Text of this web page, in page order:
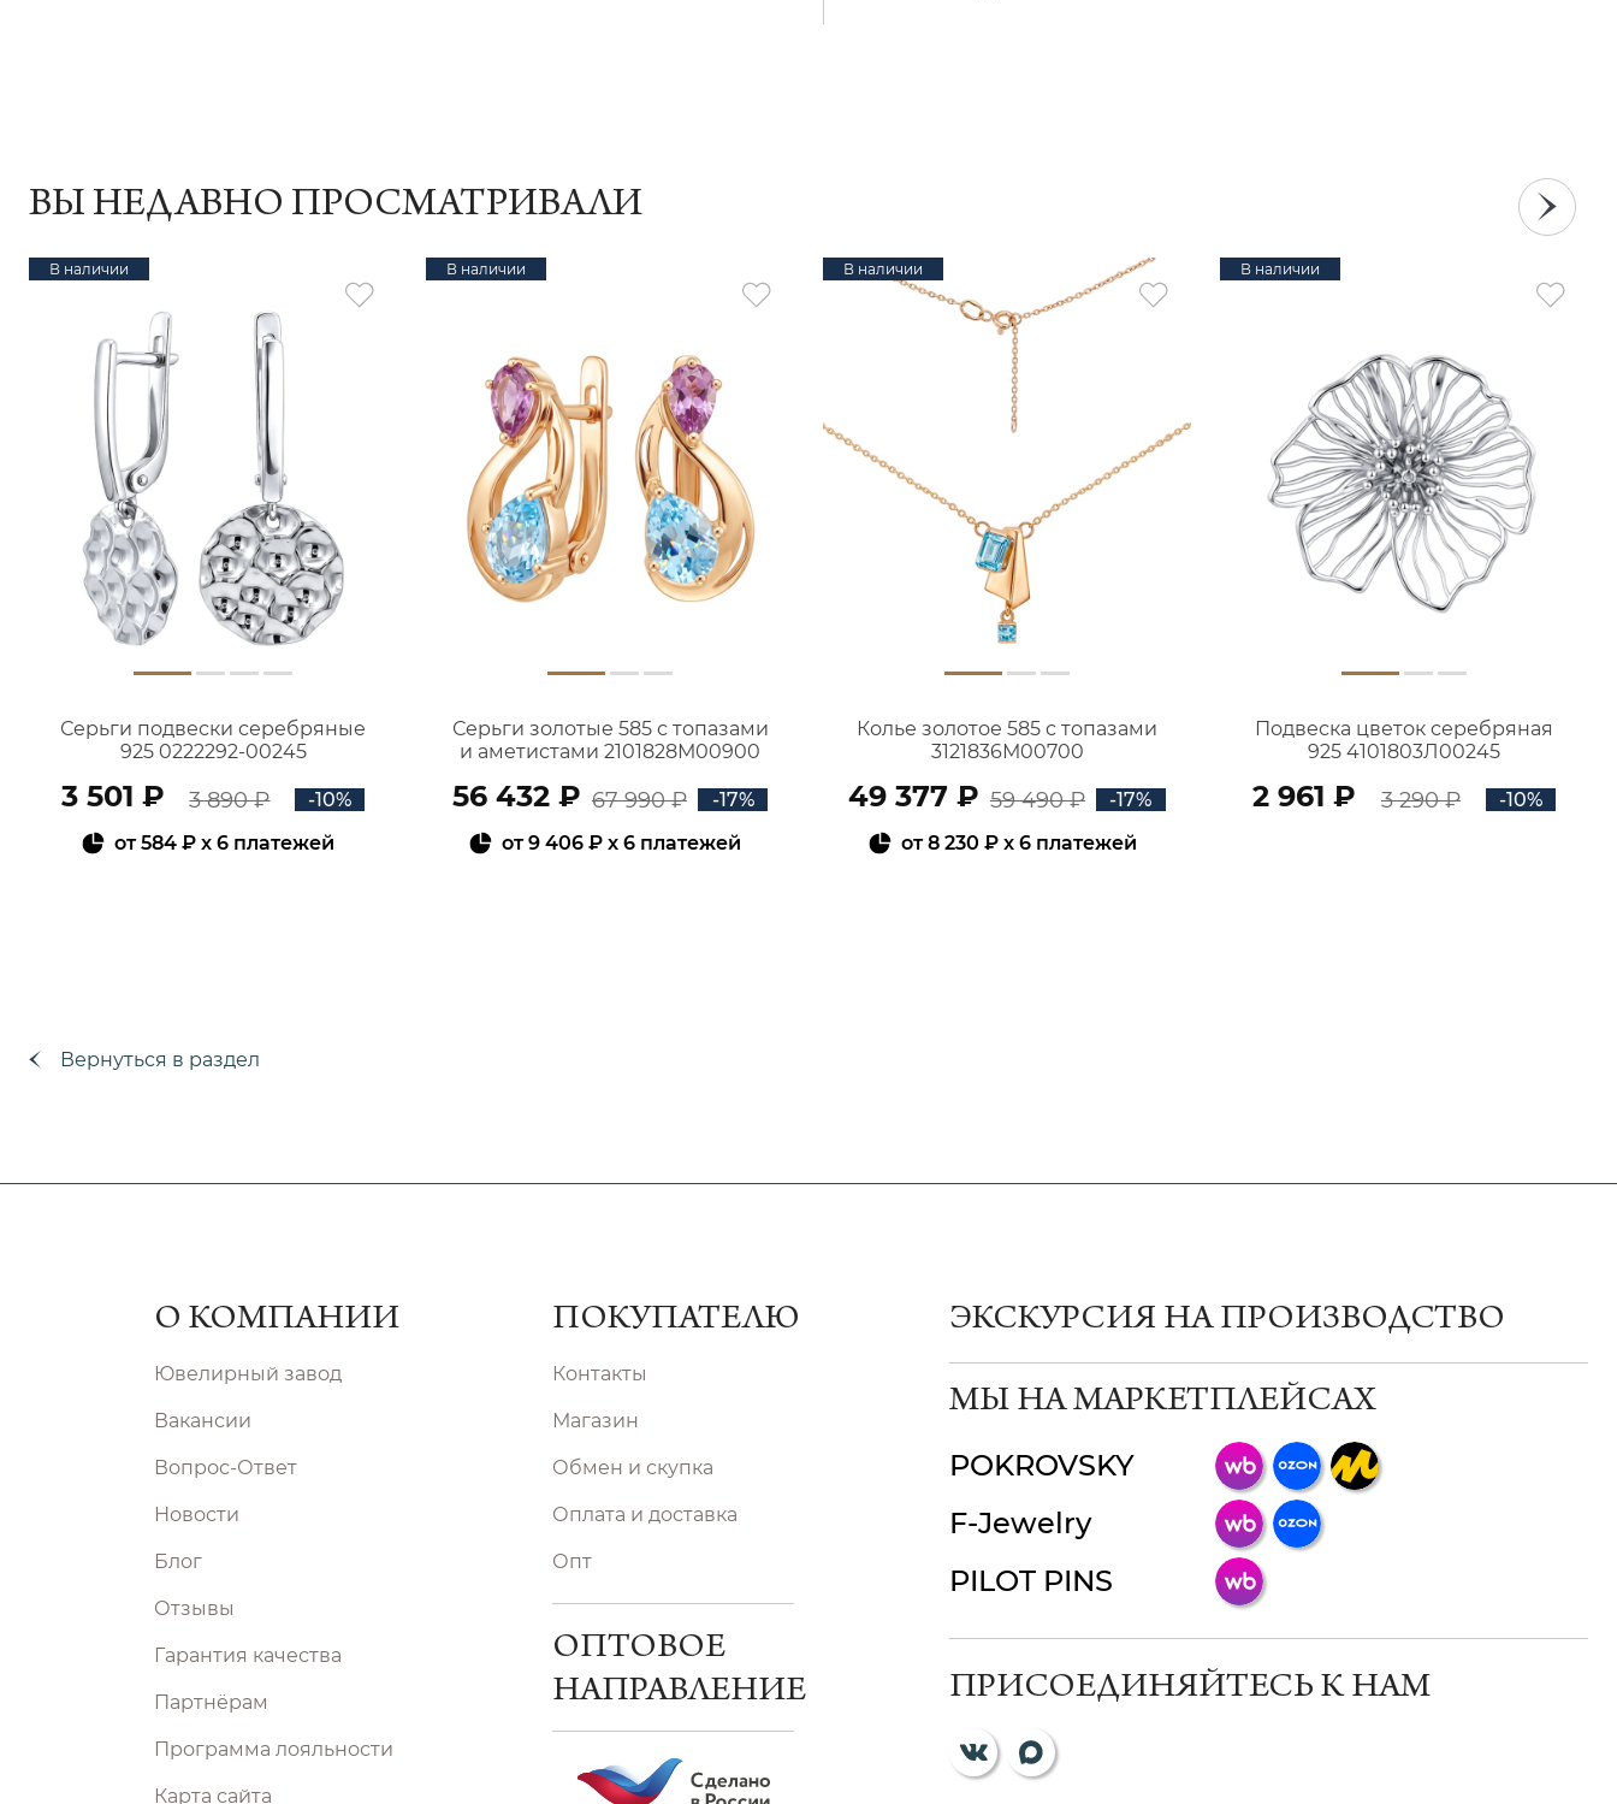
ВЫ НЕДАВНО ПРОСМАТРИВАЛИ
В наличии
Серьги подвески серебряные
925 0222292-00245
3 501 ₽ 3 890 ₽
-10%
от584 ₽ x 6 платежей
В наличии
Серьги золотые 585 с топазами
и аметистами 2101828М00900
56 432 ₽ 67 990 ₽
-17%
от9 406 ₽ x 6 платежей
В наличии
Колье золотое 585 с топазами
3121836М00700
49 377 ₽ 59 490 ₽
-17%
от8 230 ₽x 6 платежей
В наличии
Подвеска цветок серебряная
925 4101803Л00245
2 961 ₽ 3 290 ₽ -10%
Вернуться в раздел
О КОМПАНИИ
Ювелирный завод
Вакансии
Вопрос-Ответ
Новости
Блог
Отзывы
Гарантия качества
Партнёрам
Программа лояльности
Карта сайта
ПОКУПАТЕЛЮ
Контакты
Магазин
Обмен и скупка
Оплата и доставка
Опт
ОПТОВОЕ
НАПРАВЛЕНИЕ
ЭКСКУРСИЯ НА ПРОИЗВОДСТВО
МЫ НА МАРКЕТПЛЕЙСАХ
POKROVSKY
F-Jewelry
PILOT PINS
ПРИСОЕДИНЯЙТЕСЬ К НАМ
ChatApp
мессенджер!